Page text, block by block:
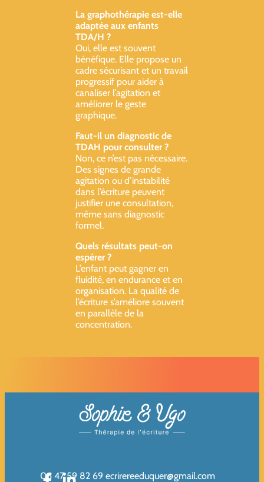
La graphothérapie est-elle
adaptée aux enfants
TDA/H ?
Oui, elle est souvent
bénéfique. Elle propose un
cadre sécurisant et un travail
progressif pour aider à
canaliser l’agitation et
améliorer le geste
graphique.
Faut-il un diagnostic de
TDAH pour consulter ?
Non, ce n’est pas nécessaire.
Des signes de grande
agitation ou d’instabilité
dans l’écriture peuvent
justifier une consultation,
même sans diagnostic
formel.
Quels résultats peut-on
espérer ?
L’enfant peut gagner en
fluidité, en endurance et en
organisation. La qualité de
l’écriture s’améliore souvent
en parallèle de la
concentration.
06 47 59 82 69 ecrirereeduquer@gmail.com